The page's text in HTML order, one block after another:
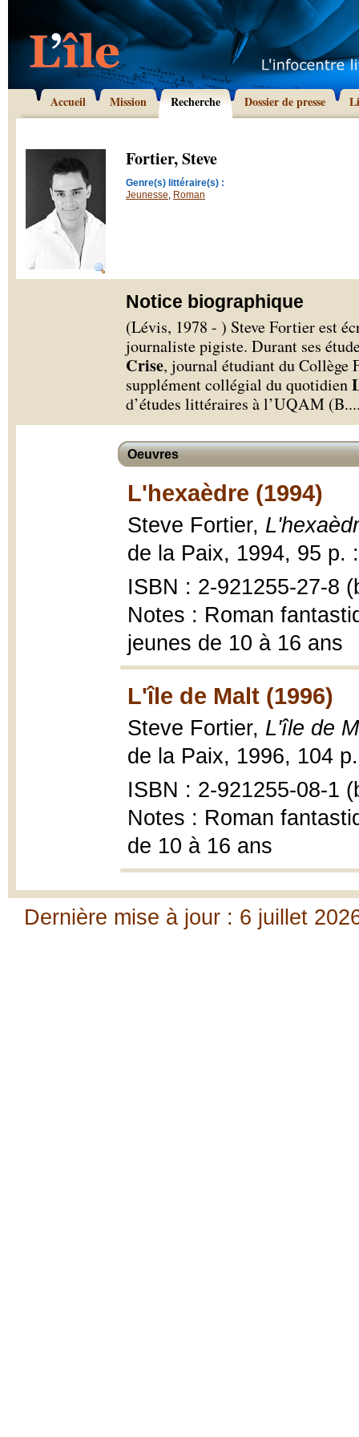
Accueil Mission Recherche Dossier de presse
Fortier, Steve
Genre(s) littéraire(s) :
Jeunesse, Roman
Notice biographique
(Lévis, 1978 - ) Steve Fortier est
journaliste pigiste. Durant ses
Crise, journal étudiant du Collège
supplément collégial du quotidien
d’études littéraires à l’UQAM (B.
Oeuvres
L'hexaèdre (1994)
Steve Fortier,
de la Paix, 1994, 95 p.
ISBN : 2-921255-27-8
Notes : Roman
jeunes de 10 à 16 ans
L'île de Malt (1996)
Steve Fortier, L'île de
de la Paix, 1996, 104
ISBN : 2-921255-08-1
Notes : Roman
de 10 à 16 ans
Dernière mise à jour : 6 juillet